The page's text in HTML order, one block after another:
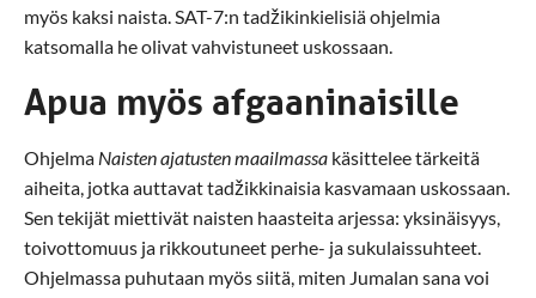
myös kaksi naista. SAT-7:n tadžikinkielisiä ohjelmia
katsomalla he olivat vahvistuneet uskossaan.
Apua myös afgaaninaisille
Ohjelma Naisten ajatusten maailmassa käsittelee tärkeitä
aiheita, jotka auttavat tadžikkinaisia kasvamaan uskossaan.
Sen tekijät miettivät naisten haasteita arjessa: yksinäisyys,
toivottomuus ja rikkoutuneet perhe- ja sukulaissuhteet.
Ohjelmassa puhutaan myös siitä, miten Jumalan sana voi